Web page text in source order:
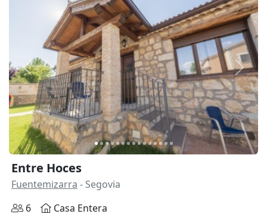
Anterior
Entre Hoces
Fuentemizarra - Segovia
6
Casa Entera